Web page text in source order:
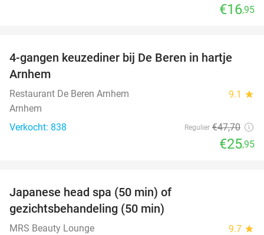
€16,95
46%
4-gangen keuzediner bij De Beren in hartje
Arnhem
Restaurant De Beren Arnhem 9.1 star
Arnhem
Verkocht: 838
Regulier €47,70
€25,95
Japanese head spa (50 min) of
gezichtsbehandeling (50 min)
MRS Beauty Lounge 9.7 star